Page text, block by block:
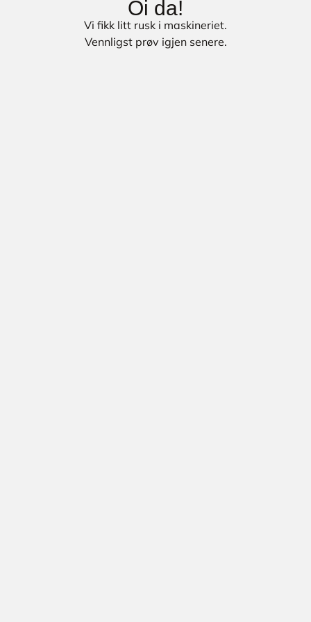
Oi da!
Vi fikk litt rusk i maskineriet.
Vennligst prøv igjen senere.